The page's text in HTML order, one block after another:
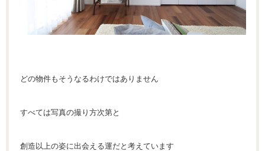
どの物件もそうなるわけではありません
すべては写真の撮り方次第と
創造以上の姿に出会える運だと考えています